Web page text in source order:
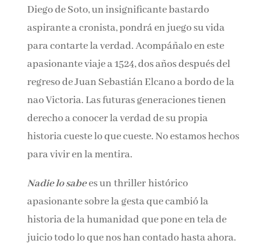
protagonista, Diego de Soto, un insignificante
bastardo aspirante a cronista, pondrá en juego
su vida para contarte la verdad. Acompáñalo
en este apasionante viaje a 1524, dos años
después del regreso de Juan Sebastián Elcano
a bordo de la nao Victoria. Las futuras
generaciones tienen derecho a conocer la
verdad de su propia historia cueste lo que
cueste. No estamos hechos para vivir en la
Nadie lo sabees un thriller histórico
apasionante sobre la gesta que cambió la
historia de la humanidad que pone en tela de